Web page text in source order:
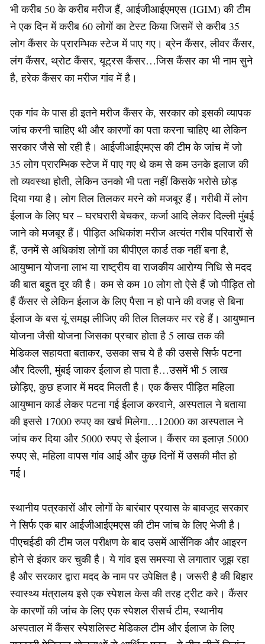
भी करीब 50 के करीब मरीज हैं, आईजीआईएमएस (IGIM) की टीम
ने एक दिन में करीब 60 लोगों का टेस्ट किया जिसमें से करीब 35
लोग कैंसर के प्रारम्भिक स्टेज में पाए गए। ब्रेन कैंसर, लीवर कैंसर,
लंग कैंसर, थ्रोट कैंसर, यूट्रस कैंसर…जिस कैंसर का भी नाम सुने
है, हरेक कैंसर का मरीज गांव में है।
एक गांव के पास ही इतने मरीज कैंसर के, सरकार को इसकी व्यापक
जांच करनी चाहिए थी और कारणों का पता करना चाहिए था लेकिन
सरकार जैसे सो रही है। आईजीआईएमएस की टीम के जांच में जो
35 लोग प्रारम्भिक स्टेज में पाए गए थे कम से कम उनके इलाज की
तो व्यवस्था होती, लेकिन उनको भी पता नहीं किसके भरोसे छोड़
दिया गया है। लोग तिल तिलकर मरने को मजबूर हैं। गरीबी में लोग
ईलाज के लिए घर – घरघरारी बेचकर, कर्जा आदि लेकर दिल्ली मुंबई
जाने को मजबूर हैं। पीड़ित अधिकांश मरीज अत्यंत गरीब परिवारों से
हैं, उनमें से अधिकांश लोगों का बीपीएल कार्ड तक नहीं बना है,
आयुष्मान योजना लाभ या राष्ट्रीय वा राजकीय आरोग्य निधि से मदद
की बात बहुत दूर की है। कम से कम 10 लोग तो ऐसे हैं जो पीड़ित तो
हैं कैंसर से लेकिन ईलाज के लिए पैसा न हो पाने की वजह से बिना
ईलाज के बस यूं समझ लीजिए की तिल तिलकर मर रहे हैं। आयुष्मान
योजना जैसी योजना जिसका प्रचार होता है 5 लाख तक की
मेडिकल सहायता बताकर, उसका सच ये है की उससे सिर्फ पटना
और दिल्ली, मुंबई जाकर ईलाज हो पाता है…उसमें भी 5 लाख
छोड़िए, कुछ हजार में मदद मिलती है। एक कैंसर पीड़ित महिला
आयुष्मान कार्ड लेकर पटना गई ईलाज करवाने, अस्पताल ने बताया
की इससे 17000 रुपए का खर्च मिलेगा…12000 का अस्पताल ने
जांच कर दिया और 5000 रुपए से ईलाज। कैंसर का इलाज़ 5000
रुपए से, महिला वापस गांव आई और कुछ दिनों में उसकी मौत हो
गई।
स्थानीय पत्रकारों और लोगों के बारंबार प्रयास के बावजूद सरकार
ने सिर्फ एक बार आईजीआईएमएस की टीम जांच के लिए भेजी है।
पीएचईडी की टीम जल परीक्षण के बाद उसमें आर्सेनिक और आइरन
होने से इंकार कर चुकी है। ये गांव इस समस्या से लगातार जूझ रहा
है और सरकार द्वारा मदद के नाम पर उपेक्षित है। जरूरी है की बिहार
स्वास्थ्य मंत्रालय इसे एक स्पेशल केस की तरह ट्रीट करे। कैंसर
के कारणों की जांच के लिए एक स्पेशल रीसर्च टीम, स्थानीय
अस्पताल में कैंसर स्पेशलिस्ट मेडिकल टीम और ईलाज के लिए